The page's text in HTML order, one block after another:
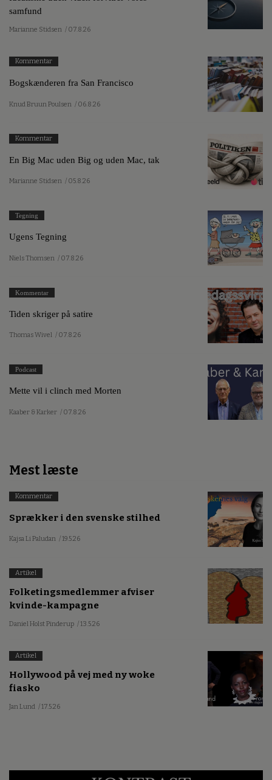
samfund
Marianne Stidsen / 07.8.26
Kommentar
Bogskænderen fra San Francisco
Knud Bruun Poulsen / 06.8.26
Kommentar
En Big Mac uden Big og uden Mac, tak
Marianne Stidsen / 05.8.26
Tegning
Ugens Tegning
Niels Thomsen / 07.8.26
Kommentar
Tiden skriger på satire
Thomas Wivel / 07.8.26
Podcast
Mette vil i clinch med Morten
Kaaber & Karker / 07.8.26
Mest læste
Kommentar
Sprækker i den svenske stilhed
Kajsa Li Paludan / 19.5.26
Artikel
Folketingsmedlemmer afviser
kvinde-kampagne
Daniel Holst Pinderup / 13.5.26
Artikel
Hollywood på vej med ny woke
fiasko
Jan Lund / 17.5.26